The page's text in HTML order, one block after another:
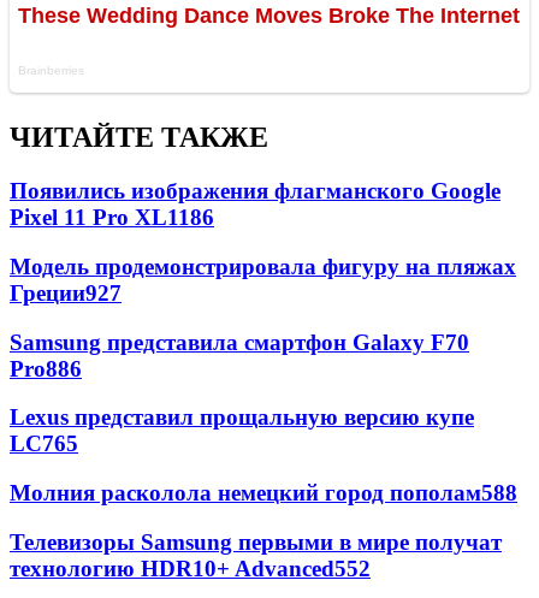
ЧИТАЙТЕ ТАКЖЕ
Появились изображения флагманского Google
Pixel 11 Pro XL1186
Модель продемонстрировала фигуру на пляжах
Греции927
Samsung представила смартфон Galaxy F70
Pro886
Lexus представил прощальную версию купе
LC765
Молния расколола немецкий город пополам588
Телевизоры Samsung первыми в мире получат
технологию HDR10+ Advanced552